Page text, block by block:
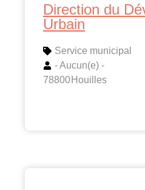
Direction du
Urbain
Service municipal
- Aucun(e) -
78800 Houilles